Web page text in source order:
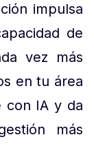
impulsa
de
vez más
en tu área
con IA y da
más